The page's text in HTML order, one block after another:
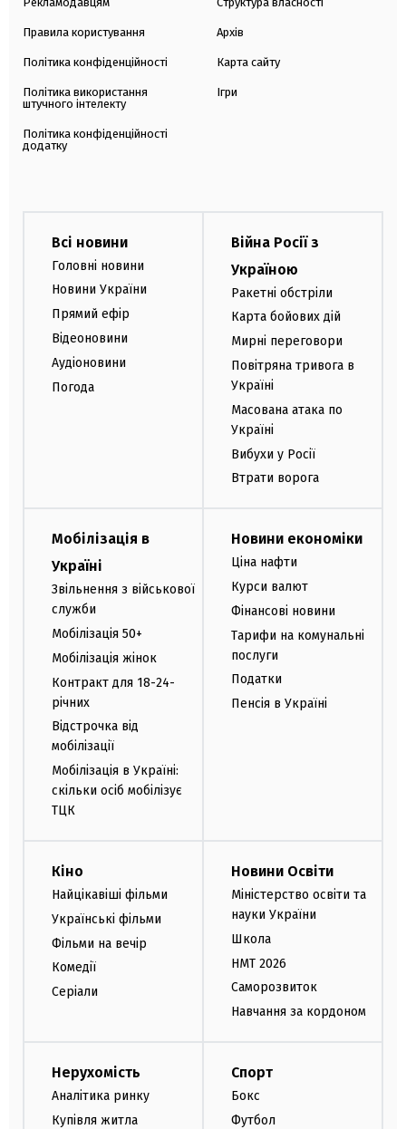
Правила користування
Політика конфіденційності
Політика використання
штучного інтелекту
Політика конфіденційності
додатку
Архів
Карта сайту
Ігри
Всі новини
Головні новини
Новини України
Прямий ефір
Відеоновини
Аудіоновини
Погода
Війна Росії з
Україною
Ракетні обстріли
Карта бойових дій
Мирні переговори
Повітряна тривога в
Україні
Масована атака по
Україні
Вибухи у Росії
Втрати ворога
Мобілізація в
Україні
Звільнення з військової
служби
Мобілізація 50+
Мобілізація жінок
Контракт для 18-24-
річних
Відстрочка від
мобілізації
Мобілізація в Україні:
скільки осіб мобілізує
ТЦК
Новини економіки
Ціна нафти
Курси валют
Фінансові новини
Тарифи на комунальні
послуги
Податки
Пенсія в Україні
Кіно
Найцікавіші фільми
Українські фільми
Фільми на вечір
Комедії
Серіали
Новини Освіти
Міністерство освіти та
науки України
Школа
НМТ 2026
Саморозвиток
Навчання за кордоном
Нерухомість
Аналітика ринку
Купівля житла
Спорт
Бокс
Футбол